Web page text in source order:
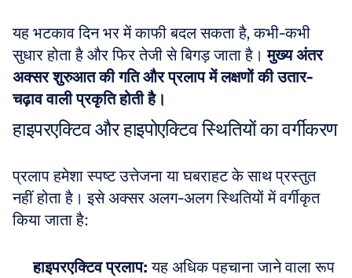
यह भटकाव दिन भर में काफी बदल सकता है, कभी-कभी
सुधार होता है और फिर तेजी से बिगड़ जाता है। मुख्य अंतर
अक्सर शुरुआत की गति और प्रलाप में लक्षणों की उतार-
चढ़ाव वाली प्रकृति होती है।
हाइपरएक्टिव और हाइपोएक्टिव स्थितियों का वर्गीकरण
प्रलाप हमेशा स्पष्ट उत्तेजना या घबराहट के साथ प्रस्तुत
नहीं होता है। इसे अक्सर अलग-अलग स्थितियों में वर्गीकृत
किया जाता है:
हाइपरएक्टिव प्रलाप: यह अधिक पहचाना जाने वाला रूप